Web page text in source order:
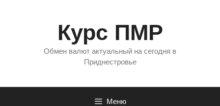
Курс ПМР
Обмен валют актуальный на сегодня в
Приднестровье
Меню